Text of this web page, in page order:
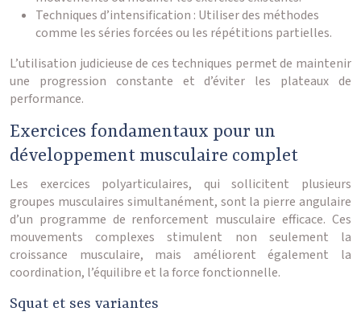
Techniques d’intensification : Utiliser des méthodes
comme les séries forcées ou les répétitions partielles.
L’utilisation judicieuse de ces techniques permet de maintenir
une progression constante et d’éviter les plateaux de
performance.
Exercices fondamentaux pour un
développement musculaire complet
Les exercices polyarticulaires, qui sollicitent plusieurs
groupes musculaires simultanément, sont la pierre angulaire
d’un programme de renforcement musculaire efficace. Ces
mouvements complexes stimulent non seulement la
croissance musculaire, mais améliorent également la
coordination, l’équilibre et la force fonctionnelle.
Squat et ses variantes